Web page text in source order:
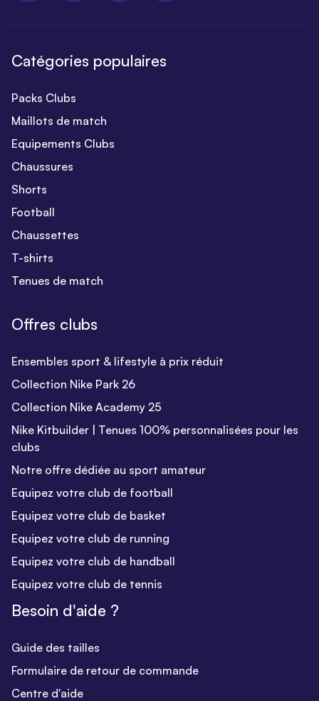
Catégories populaires
Packs Clubs
Maillots de match
Equipements Clubs
Chaussures
Shorts
Football
Chaussettes
T-shirts
Tenues de match
Offres clubs
Ensembles sport & lifestyle à prix réduit
Collection Nike Park 26
Collection Nike Academy 25
Nike Kitbuilder | Tenues 100% personnalisées pour les
clubs
Notre offre dédiée au sport amateur
Equipez votre club de football
Equipez votre club de basket
Equipez votre club de running
Equipez votre club de handball
Equipez votre club de tennis
Besoin d'aide ?
Guide des tailles
Formulaire de retour de commande
Centre d'aide